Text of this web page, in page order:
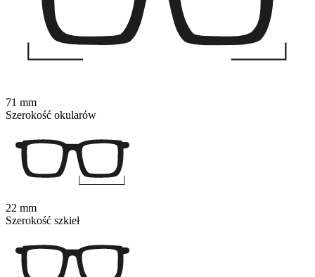
71 mm
Szerokość okularów
22 mm
Szerokość szkieł